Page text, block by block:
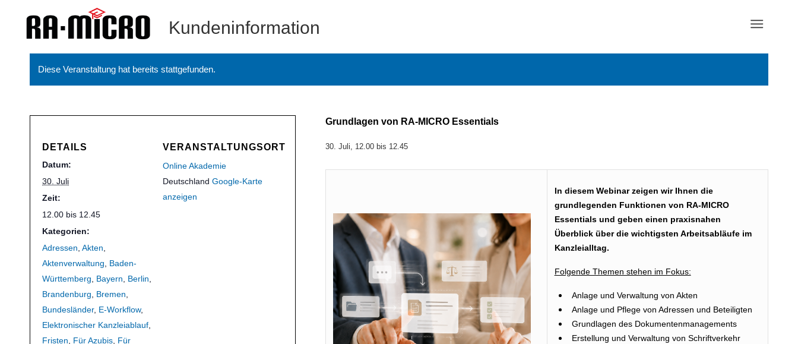
Kundeninformation
Diese Veranstaltung hat bereits stattgefunden.
Grundlagen von RA-MICRO Essentials
30. Juli, 12.00bis 12.45
In diesem Webinar zeigen wir Ihnen die
grundlegenden Funktionen von RA-MICRO
Essentials und geben einen praxisnahen
Überblick über die wichtigsten Arbeitsabläufe im
Kanzleialltag.
Folgende Themen stehen im Fokus:
Anlage und Verwaltung von Akten
Anlage und Pflege von Adressen und Beteiligten
Grundlagen des Dokumentenmanagements
Erstellung und Verwaltung von Schriftverkehr
DETAILS
Datum:
30. Juli
Zeit:
12.00 bis 12.45
Kategorien:
Adressen Akten
Aktenverwaltung
Baden-
Württemberg
Bayern Berlin
Brandenburg
Bremen
Bundesländer, E-Workflow,
Elektronischer Kanzleiablauf
Fristen
Für Azubis Für
VERANSTALTUNGSORT
Online Akademie
Deutschland Google-Karte
anzeigen